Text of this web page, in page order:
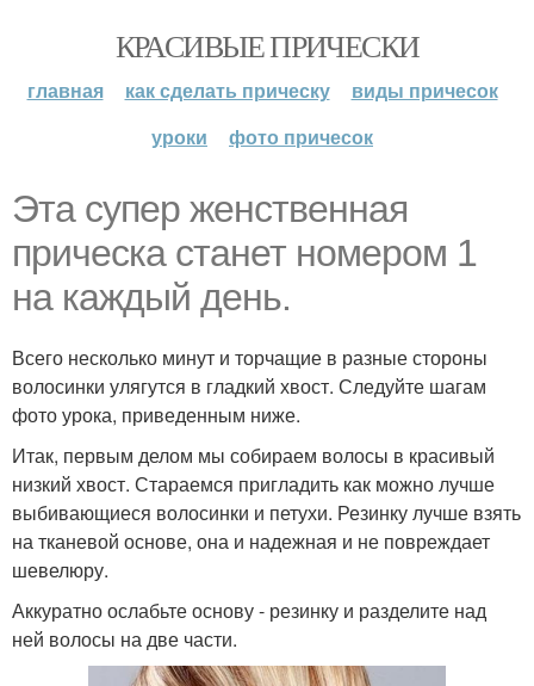
КРАСИВЫЕ ПРИЧЕСКИ
главная как сделать прическу
виды причесок
уроки
фото причесок
Эта супер женственная
прическа станет номером 1
на каждый день.
Всего несколько минут и торчащие в разные стороны
волосинки улягутся в гладкий хвост. Следуйте шагам
фото урока, приведенным ниже.
Итак, первым делом мы собираем волосы в красивый
низкий хвост. Стараемся пригладить как можно лучше
выбивающиеся волосинки и петухи. Резинку лучше взять
на тканевой основе, она и надежная и не повреждает
шевелюру.
Аккуратно ослабьте основу - резинку и разделите над
ней волосы на две части.